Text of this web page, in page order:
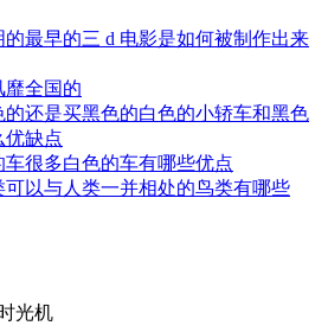
的最早的三 d 电影是如何被制作出来
靡全国的
还是买黑色的白色的小轿车和黑色
优缺点
很多白色的车有哪些优点
以与人类一并相处的鸟类有哪些
光机